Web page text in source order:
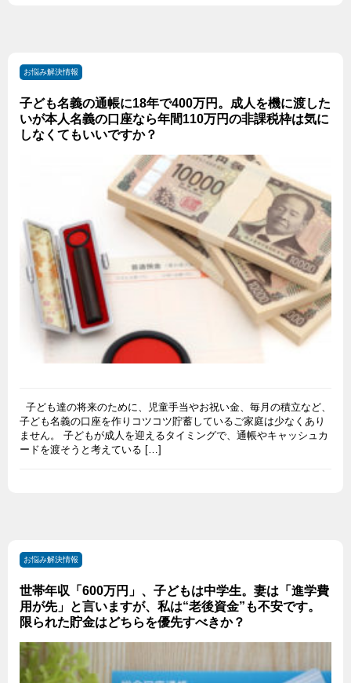
お悩み解決情報
子ども名義の通帳に18年で400万円。成人を機に渡した
いが本人名義の口座なら年間110万円の非課税枠は気に
しなくてもいいですか？
子ども達の将来のために、児童手当やお祝い金、毎月の積立など、
子ども名義の口座を作りコツコツ貯蓄しているご家庭は少なくあり
ません。 子どもが成人を迎えるタイミングで、通帳やキャッシュカ
ードを渡そうと考えている […]
お悩み解決情報
世帯年収「600万円」、子どもは中学生。妻は「進学費
用が先」と言いますが、私は“老後資金”も不安です。
限られた貯金はどちらを優先すべきか？